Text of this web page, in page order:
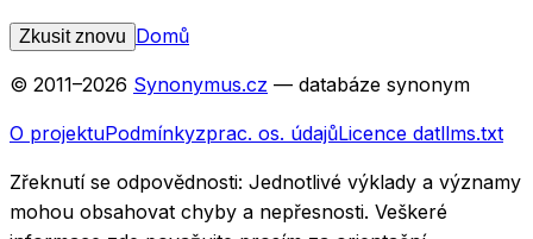
Zkusit znovu Domů
© 2011–2026 Synonymus.cz — databáze synonym
O projektuPodmínkyzprac. os. údajůLicence datllms.txt
Zřeknutí se odpovědnosti: Jednotlivé výklady a významy
mohou obsahovat chyby a nepřesnosti. Veškeré